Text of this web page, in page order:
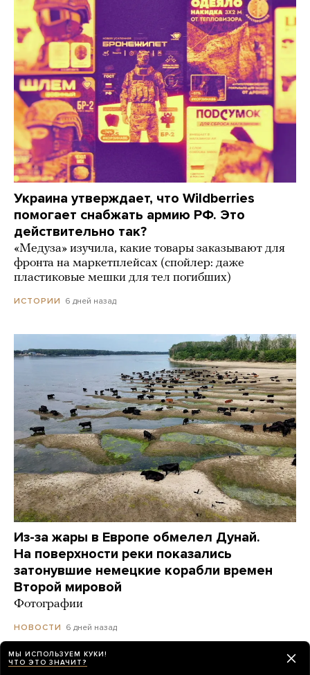
Украина утверждает, что Wildberries
помогает снабжать армию РФ. Это
действительно так?
«Медуза» изучила, какие товары заказывают для
фронта на маркетплейсах (спойлер: даже
пластиковые мешки для тел погибших)
ИСТОРИИ 6 дней назад
Из-за жары в Европе обмелел Дунай.
На поверхности реки показались
затонувшие немецкие корабли времен
Второй мировой
Фотографии
НОВОСТИ 6 дней назад
МЫ ИСПОЛЬЗУЕМ КУКИ!
ЧТО ЭТО ЗНАЧИТ?